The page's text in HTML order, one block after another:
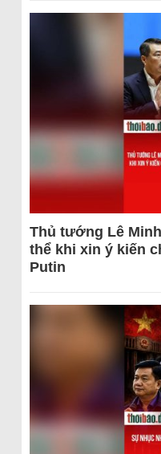
Thủ tướng Lê
thể khi xin ý kiến
Putin